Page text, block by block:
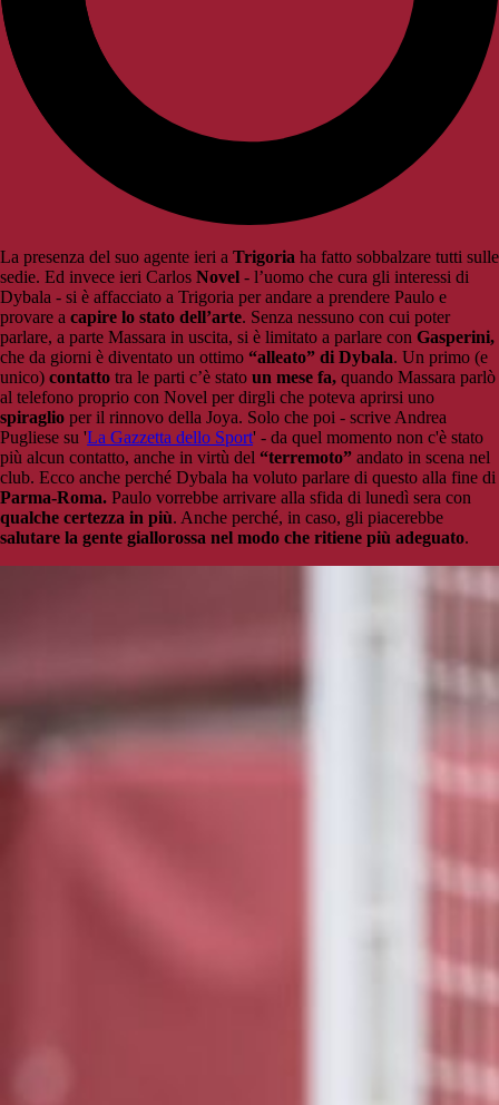
La presenza del suo agente ieri a Trigoria ha fatto sobbalzare tutti sulle
sedie. Ed invece ieri Carlos Novel - l’uomo che cura gli interessi di
Dybala - si è affacciato a Trigoria per andare a prendere Paulo e
provare a capire lo stato dell’arte. Senza nessuno con cui poter
parlare, a parte Massara in uscita, si è limitato a parlare con Gasperini,
che da giorni è diventato un ottimo “alleato” di Dybala. Un primo (e
unico) contatto tra le parti c’è stato un mese fa, quando Massara parlò
al telefono proprio con Novel per dirgli che poteva aprirsi uno
spiraglio per il rinnovo della Joya. Solo che poi - scrive Andrea
Pugliese su 'La Gazzetta dello Sport' - da quel momento non c'è stato
più alcun contatto, anche in virtù del “terremoto” andato in scena nel
club. Ecco anche perché Dybala ha voluto parlare di questo alla fine di
Parma-Roma. Paulo vorrebbe arrivare alla sfida di lunedì sera con
qualche certezza in più. Anche perché, in caso, gli piacerebbe
salutare la gente giallorossa nel modo che ritiene più adeguato.